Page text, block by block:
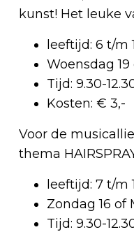
kunst! Het leuke
leeftijd: 6 t/m
Woensdag
Tijd: 9.30-
Kosten: € 3,-
Voor de
thema
leeftijd: 7 t/m
Zondag 16 of
Tijd: 9.30-